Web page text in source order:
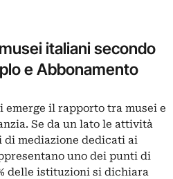
italiani secondo
e Abbonamento
il rapporto tra musei e
Se da un lato le attività
mediazione dedicati ai
uno dei punti di
delle istituzioni si dichiara